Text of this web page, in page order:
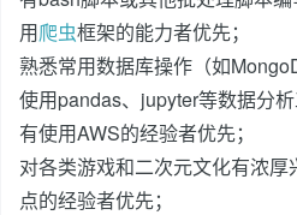
用爬虫框架的能力者优先；
熟悉常用数据库操作（如
使用pandas、jupyter等数据分析
有使用AWS的经验者优先；
对各类游戏和二次元文化有浓
点的经验者优先；